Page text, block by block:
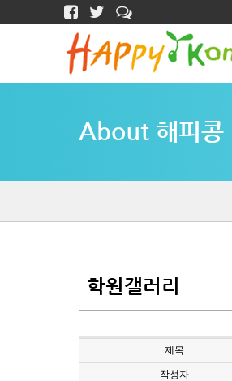
About 해피콩
학원갤러리
제목
작성자